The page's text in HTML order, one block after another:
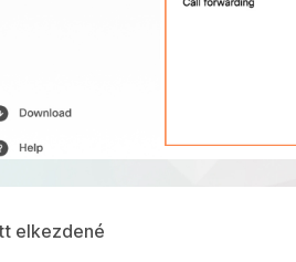
elkezdené